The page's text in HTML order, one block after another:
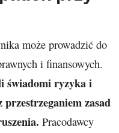
może prowadzić do
i finansowych.
świadomi ryzyka i
zasad
Pracodawcy